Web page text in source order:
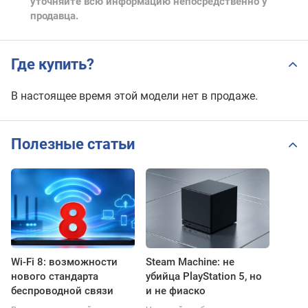
продавца.
Где купить?
В настоящее время этой модели нет в продаже.
Полезные статьи
Wi-Fi 8: возможности
нового стандарта
беспроводной связи
Steam Machine: не
убийца PlayStation 5, но
и не фиаско